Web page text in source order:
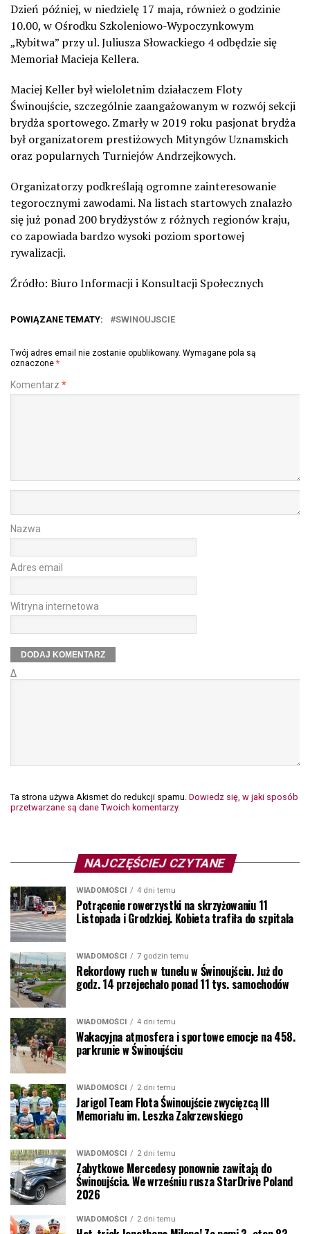
Dzień później, w niedzielę 17 maja, również o godzinie
10.00, w Ośrodku Szkoleniowo-Wypoczynkowym
„Rybitwa” przy ul. Juliusza Słowackiego 4 odbędzie się
Memoriał Macieja Kellera.
Maciej Keller był wieloletnim działaczem Floty
Świnoujście, szczególnie zaangażowanym w rozwój sekcji
brydża sportowego. Zmarły w 2019 roku pasjonat brydża
był organizatorem prestiżowych Mityngów Uznamskich
oraz popularnych Turniejów Andrzejkowych.
Organizatorzy podkreślają ogromne zainteresowanie
tegorocznymi zawodami. Na listach startowych znalazło
się już ponad 200 brydżystów z różnych regionów kraju,
co zapowiada bardzo wysoki poziom sportowej
rywalizacji.
Źródło: Biuro Informacji i Konsultacji Społecznych
POWIĄZANE TEMATY: SWINOUJSCIE
Twój adres email nie zostanie opublikowany. Wymagane pola są
oznaczone *
Komentarz *
Nazwa
Adres email
Witryna internetowa
Δ
Ta strona używa Akismet do redukcji spamu. Dowiedz się, w jaki sposób
przetwarzane są dane Twoich komentarzy.
NAJCZĘŚCIEJ CZYTANE
WIADOMOŚCI 4 dni temu
Potrącenie rowerzystki na skrzyżowaniu 11
Listopada i Grodzkiej. Kobieta trafiła do szpitala
WIADOMOŚCI 7 godzin temu
Rekordowy ruch w tunelu w Świnoujściu. Już do
godz. 14 przejechało ponad 11 tys. samochodów
WIADOMOŚCI 4 dni temu
Wakacyjna atmosfera i sportowe emocje na 458.
parkrunie w Świnoujściu
WIADOMOŚCI 2 dni temu
Jarigol Team Flota Świnoujście zwycięzcą III
Memoriału im. Leszka Zakrzewskiego
WIADOMOŚCI 2 dni temu
Zabytkowe Mercedesy ponownie zawitają do
Świnoujścia. We wrześniu rusza StarDrive Poland
2026
WIADOMOŚCI 2 dni temu